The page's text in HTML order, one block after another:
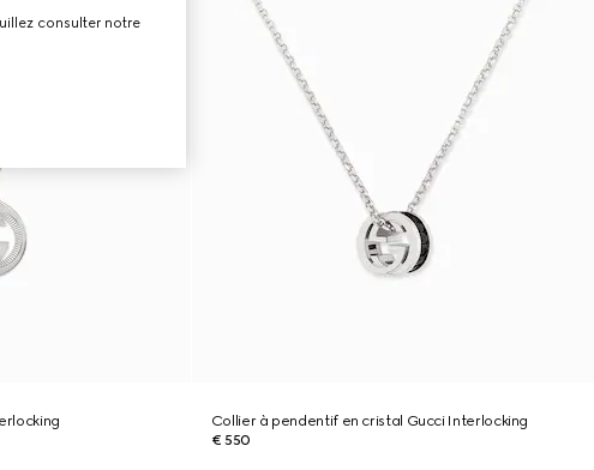
Collier à pendentif en cristal Gucci Interlocking
€ 550
consulter notre